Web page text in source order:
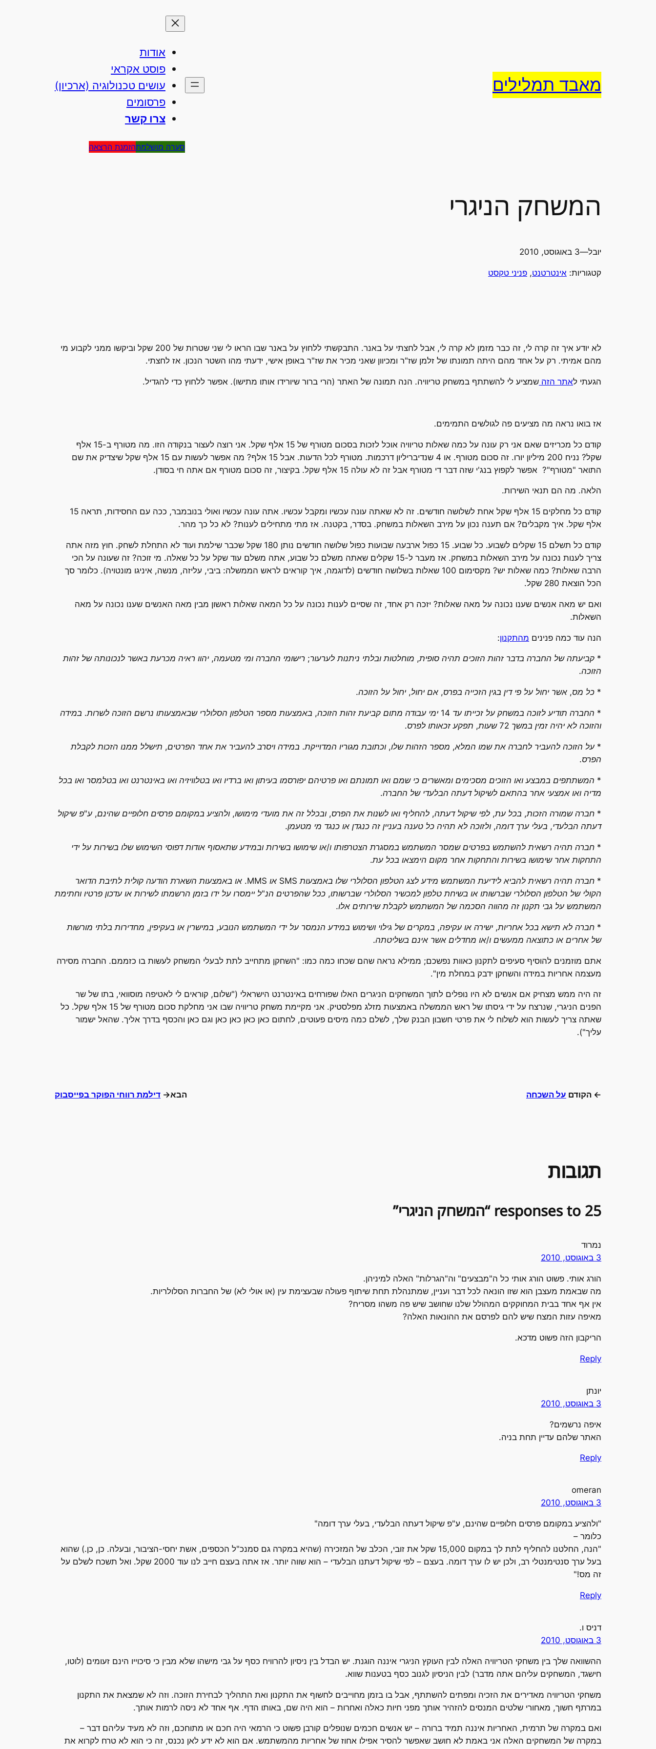
מאבד תמלילים
אודות
פוסט אקראי
עושים טכנולוגיה (ארכיון)
פרסומים
צרו קשר
סערה מושלמתהזמנת הרצאה
המשחק הניגרי
יובל—3 באוגוסט, 2010
קטגוריות: אינטרטנט, פניני טקסט
לא יודע איך זה קרה לי, זה כבר מזמן לא קרה לי, אבל לחצתי על באנר. התבקשתי ללחוץ על באנר שבו הראו לי שני שטרות של 200 שקל וביקשו ממני לקבוע מי
מהם אמיתי. רק על אחד מהם היתה תמונתו של זלמן שז"ר ומכיוון שאני מכיר את שז"ר באופן אישי, ידעתי מהו השטר הנכון. אז לחצתי.
הגעתי לאתר הזה שמציע לי להשתתף במשחק טריוויה. הנה תמונה של האתר (הרי ברור שיורידו אותו מתישו). אפשר ללחוץ כדי להגדיל.
אז בואו נראה מה מציעים פה לגולשים התמימים.
קודם כל מכריזים שאם אני רק עונה על כמה שאלות טריוויה אוכל לזכות בסכום מטורף של 15 אלף שקל. אני רוצה לעצור בנקודה הזו. מה מטורף ב-15 אלף
שקל? נניח 200 מיליון יורו. זה סכום מטורף. או 4 שנדיבריליון דרכמות. מטורף לכל הדעות. אבל 15 אלף? מה אפשר לעשות עם 15 אלף שקל שיצדיק את שם
התואר "מטורף"? אפשר לקפוץ בנג'י שזה דבר די מטורף אבל זה לא עולה 15 אלף שקל. בקיצור, זה סכום מטורף אם אתה חי בסודן.
הלאה. מה הם תנאי השירות.
קודם כל מחלקים 15 אלף שקל אחת לשלושה חודשים. זה לא שאתה עונה עכשיו ומקבל עכשיו. אתה עונה עכשיו ואולי בנובמבר, ככה עם החסידות, תראה 15
אלף שקל. איך מקבלים? אם תענה נכון על מירב השאלות במשחק. בסדר, בקטנה. אז מתי מתחילים לענות? לא כל כך מהר.
קודם כל תשלם 15 שקלים לשבוע. כל שבוע. 15 כפול ארבעה שבועות כפול שלושה חודשים נותן 180 שקל שכבר שילמת ועוד לא התחלת לשחק. חוץ מזה אתה
צריך לענות נכונה על מירב השאלות במשחק. אז מעבר ל-15 שקלים שאתה משלם כל שבוע, אתה משלם עוד שקל על כל שאלה. מי זוכה? זה שעונה על הכי
הרבה שאלות? כמה שאלות יש? מקסימום 100 שאלות בשלושה חודשים (לדוגמה, איך קוראים לראש הממשלה: ביבי, עליזה, מנשה, איניגו מונטויה). כלומר סך
הכל הוצאת 280 שקל.
ואם יש מאה אנשים שענו נכונה על מאה שאלות? יזכה רק אחד, זה שסיים לענות נכונה על כל המאה שאלות ראשון מבין מאה האנשים שענו נכונה על מאה
השאלות.
הנה עוד כמה פנינים מהתקנון:
* קביעתה של החברה בדבר זהות הזוכים תהיה סופית, מוחלטות ובלתי ניתנות לערעור; רישומי החברה ומי מטעמה, יהוו ראיה מכרעת באשר לנכונותה של זהות
הזוכה.
* כל מס, אשר יחול על פי דין בגין הזכייה בפרס, אם יחול, יחול על הזוכה.
* החברה תודיע לזוכה במשחק על זכייתו עד 14 ימי עבודה מתום קביעת זהות הזוכה, באמצעות מספר הטלפון הסלולרי שבאמצעותו נרשם הזוכה לשרות. במידה
והזוכה לא יהיה זמין במשך 72 שעות, תפקע זכאותו לפרס.
* על הזוכה להעביר לחברה את שמו המלא, מספר הזהות שלו, וכתובת מגוריו המדוייקת. במידה ויסרב להעביר את אחד הפרטים, תישלל ממנו הזכות לקבלת
הפרס.
* המשתתפים במבצע ואו הזוכים מסכימים ומאשרים כי שמם ואו תמונתם ואו פרטיהם יפורסמו בעיתון ואו ברדיו ואו בטלוויזיה ואו באינטרנט ואו בטלמסר ואו בכל
מדיה ואו אמצעי אחר בהתאם לשיקול דעתה הבלעדי של החברה.
* חברה שמורה הזכות, בכל עת, לפי שיקול דעתה, להחליף ואו לשנות את הפרס, ובכלל זה את מועדי מימושו, ולהציע במקומם פרסים חלופיים שהינם, ע"פ שיקול
דעתה הבלעדי, בעלי ערך דומה, ולזוכה לא תהיה כל טענה בעניין זה כנגדן או כנגד מי מטעמן.
* חברה תהיה רשאית להשתמש בפרטים שמסר המשתמש במסגרת הצטרפותו ו/או שימושו בשירות ובמידע שתאסוף אודות דפוסי השימוש שלו בשירות על ידי
התחקות אחר שימושו בשירות והתחקות אחר מקום הימצאו בכל עת.
* חברה תהיה רשאית להביא לידיעת המשתמש מידע לצג הטלפון הסלולרי שלו באמצעות SMS או MMS. או באמצעות השארת הודעה קולית לתיבת הדואר
הקולי של הטלפון הסלולרי שברשותו או בשיחת טלפון למכשיר הסלולרי שברשותו, ככל שהפרטים הנ"ל יימסרו על ידו בזמן הרשמתו לשירות או עדכון פרטיו וחתימת
המשתמש על גבי תקנון זה מהווה הסכמה של המשתמש לקבלת שירותים אלו.
* חברה לא תישא בכל אחריות, ישירה או עקיפה, במקרים של גילוי ושימוש במידע הנמסר על ידי המשתמש הנובע, במישרין או בעקיפין, מחדירות בלתי מורשות
של אחרים או כתוצאה ממעשים ו/או מחדלים אשר אינם בשליטתה.
אתם מוזמנים להוסיף סעיפים לתקנון כאוות נפשכם; ממילא נראה שהם שכחו כמה כמו: "השחקן מתחייב לתת לבעלי המשחק לעשות בו כזממם. החברה מסירה
מעצמה אחריות במידה והשחקן ידבק במחלת מין".
זה היה ממש מצחיק אם אנשים לא היו נופלים לתוך המשחקים הניגרים האלו שפורחים באינטרנט הישראלי ("שלום, קוראים לי לאטיפה מוסוואי, בתו של שר
הפנים הניגרי, שנרצח על ידי גיסתו של ראש הממשלה באמצעות מזלג מפלסטיק. אני מקיימת משחק טריוויה שבו אני מחלקת סכום מטורף של 15 אלף שקל. כל
שאתה צריך לעשות הוא לשלוח לי את פרטי חשבון הבנק שלך, לשלם כמה מיסים פעוטים, לחתום כאן כאן כאן כאן וגם כאן והכסף בדרך אליך. שהאל ישמור
עליך").
← הקודם על השכחה הבא→ דילמת רווחי הפוקר בפייסבוק
תגובות
25 responses to “המשחק הניגרי”
נמרוד
3 באוגוסט, 2010
הורג אותי. פשוט הורג אותי כל ה"מבצעים" וה"הגרלות" האלה למיניהן.
מה שבאמת מעצבן הוא שזו הונאה לכל דבר ועניין, שמתנהלת תחת שיתוף פעולה שבעצימת עין (או אולי לא) של החברות הסלולריות.
אין אף אחד בבית המחוקקים המהולל שלנו שחושב שיש פה משהו מסריח?
מאיפה עזות המצח שיש להם לפרסם את ההונאות האלה?
הריקבון הזה פשוט מדכא.
Reply
יונתן
3 באוגוסט, 2010
איפה נרשמים?
האתר שלהם עדיין תחת בניה.
Reply
omeran
3 באוגוסט, 2010
"ולהציע במקומם פרסים חלופיים שהינם, ע"פ שיקול דעתה הבלעדי, בעלי ערך דומה"
כלומר –
"הנה, החלטנו להחליף לתת לך במקום 15,000 שקל את זובי, הכלב של המזכירה (שהיא במקרה גם סמנכ"ל הכספים, אשת יחסי-הציבור, ובעלה. כן, כן.) שהוא
בעל ערך סנטימנטלי רב, ולכן יש לו ערך דומה. בעצם – לפי שיקול דעתנו הבלעדי – הוא שווה יותר. אז אתה בעצם חייב לנו עוד 2000 שקל. ואל תשכח לשלם על
זה מס!"
Reply
דניס ו.
3 באוגוסט, 2010
ההשוואה שלך בין משחקי הטריוויה האלה לבין העוקץ הניגרי איננה הוגנת. יש הבדל בין ניסיון להרוויח כסף על גבי מישהו שלא מבין כי סיכוייו הינם זעומים (לוטו,
חישגד, המשחקים עליהם אתה מדבר) לבין הניסיון לגנוב כסף בטענות שווא.
משחקי הטריוויה מאדירים את הזכיה ומפתים להשתתף, אבל בו בזמן מחוייבים לחשוף את התקנון ואת התהליך לבחירת הזוכה. וזה לא שמצאת את התקנון
במרתף חשוך, מאחורי שלטים המנסים להזהיר אותך מפני חיות כאלה ואחרות – הוא היה שם, באותו הדף. אף אחד לא ניסה לרמות אותך.
ואם במקרה של תרמית, האחריות איננה תמיד ברורה – יש אנשים חכמים שנופלים קורבן פשוט כי הרמאי היה חכם או מתוחכם, וזה לא מעיד עליהם דבר –
במקרה של המשחקים האלה אני באמת לא חושב שאפשר להסיר אפילו אחוז של אחריות מהמשתמש. אם הוא לא ידע לאן נכנס, זה כי הוא לא טרח לקרוא את